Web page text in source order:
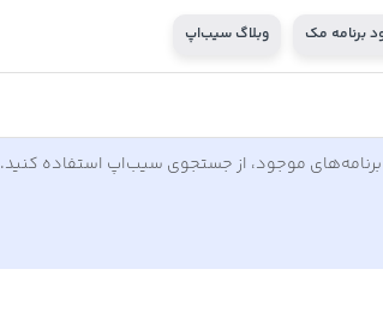
برنامه مک وبلاگ سیب‌اپ
برنامه‌های موجود، از جستجوی سیب‌اپ استفاده کنید.